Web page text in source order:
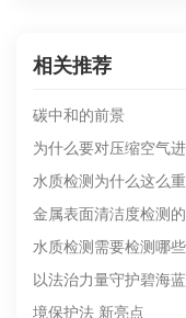
相关推荐
碳中和的前景
为什么要对压缩空气
水质检测为什么这么
金属表面清洁度检测
水质检测需要检测哪
以法治力量守护碧海
境保护法 新亮点